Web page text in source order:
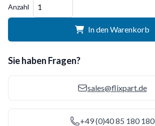
Anzahl
In den Warenkorb
Sie haben Fragen?
sales@flixpart.de
+49 (0)40 85 180 180